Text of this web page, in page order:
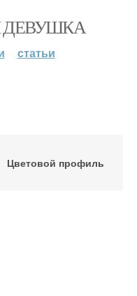
ДЕВУШКА
статьи
Цветовой профиль